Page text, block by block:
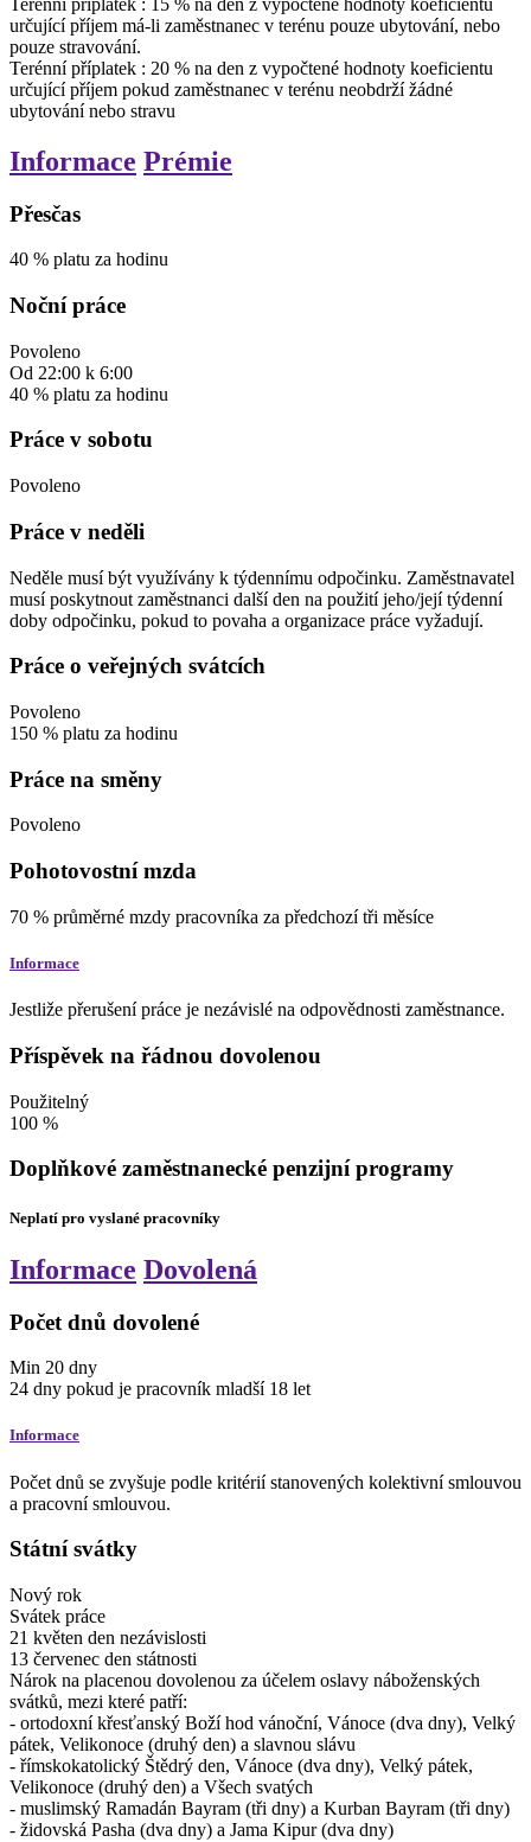
určující příjem má-li zaměstnanec v terénu pouze ubytování, nebo
pouze stravování.
Terénní příplatek : 20 % na den z vypočtené hodnoty koeficientu
určující příjem pokud zaměstnanec v terénu neobdrží žádné
ubytování nebo stravu
Informace Prémie
Přesčas
40 % platu za hodinu
Noční práce
Povoleno
Od 22:00 k 6:00
40 % platu za hodinu
Práce v sobotu
Povoleno
Práce v neděli
Neděle musí být využívány k týdennímu odpočinku. Zaměstnavatel
musí poskytnout zaměstnanci další den na použití jeho/její týdenní
doby odpočinku, pokud to povaha a organizace práce vyžadují.
Práce o veřejných svátcích
Povoleno
150 % platu za hodinu
Práce na směny
Povoleno
Pohotovostní mzda
70 % průměrné mzdy pracovníka za předchozí tři měsíce
Informace
Jestliže přerušení práce je nezávislé na odpovědnosti zaměstnance.
Příspěvek na řádnou dovolenou
Použitelný
100 %
Doplňkové zaměstnanecké penzijní programy
Neplatí pro vyslané pracovníky
Informace Dovolená
Počet dnů dovolené
Min 20 dny
24 dny pokud je pracovník mladší 18 let
Informace
Počet dnů se zvyšuje podle kritérií stanovených kolektivní smlouvou
a pracovní smlouvou.
Státní svátky
Nový rok
Svátek práce
21 květen den nezávislosti
13 červenec den státnosti
Nárok na placenou dovolenou za účelem oslavy náboženských
svátků, mezi které patří:
- ortodoxní křesťanský Boží hod vánoční, Vánoce (dva dny), Velký
pátek, Velikonoce (druhý den) a slavnou slávu
- římskokatolický Štědrý den, Vánoce (dva dny), Velký pátek,
Velikonoce (druhý den) a Všech svatých
- muslimský Ramadán Bayram (tři dny) a Kurban Bayram (tři dny)
- židovská Pasha (dva dny) a Jama Kipur (dva dny)